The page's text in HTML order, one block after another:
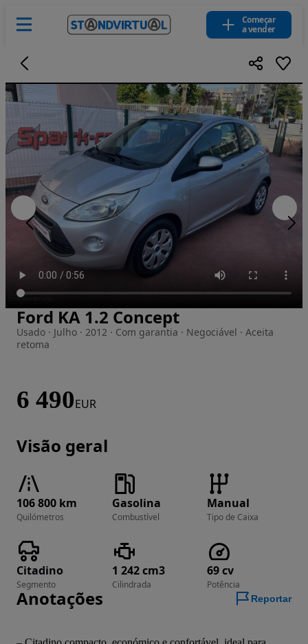
Começar
a vender
Imagem 1 de 12
Ford KA 1.2 Concept
Usado · Julho · 2012 · Com garantia · Negociável · Aceita
retoma
6 490EUR
Visão geral
106 800 km
Quilómetros
Gasolina
Combustível
Manual
Tipo de Caixa
Citadino
Segmento
1 242 cm3
Cilindrada
69 cv
Potência
Anotações Reportar